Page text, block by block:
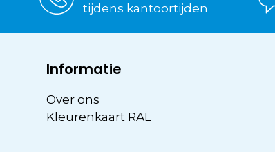
tijdens kantoortijden
Informatie
Over ons
Kleurenkaart RAL